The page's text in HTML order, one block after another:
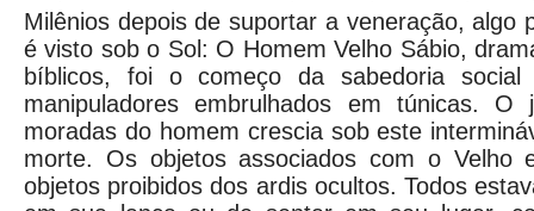
Milênios depois de suportar a veneração, algo
é visto sob o Sol: O Homem Velho Sábio,
bíblicos, foi o começo da sabedoria
manipuladores embrulhados em túnicas. O
moradas do homem crescia sob este
morte. Os objetos associados com o Velho
objetos proibidos dos ardis ocultos. Todos